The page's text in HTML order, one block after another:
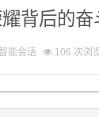
背后的
智能会话 106 次浏